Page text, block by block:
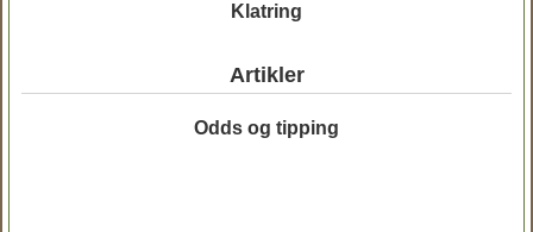
Klatring
Artikler
Odds og tipping